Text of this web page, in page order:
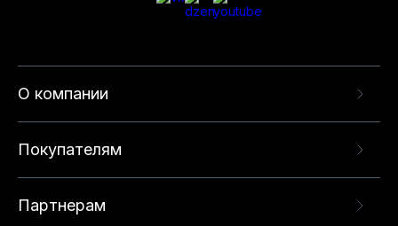
О компании
Покупателям
Партнерам